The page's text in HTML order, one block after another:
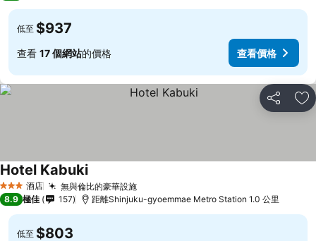
低至 $937
查看 17 個網站的價格 查看價格
分享 放
3 星級 酒店 無與倫比的豪華設施
Hotel Kabuki
8.9 極佳 157 距離Shinjuku-gyoemmae Metro Station 1.0 公里
低至 $803